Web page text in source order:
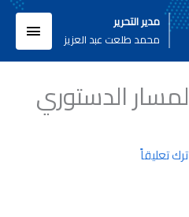
مدير التحرير
محمد طلعت عبد العزيز
الدستوري
تعليقاً